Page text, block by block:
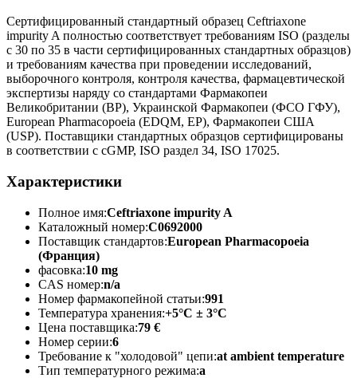
Сертифицированный стандартный образец Ceftriaxone
impurity A полностью соответствует требованиям ISO (разделы
с 30 по 35 в части сертифицированных стандартных образцов)
и требованиям качества при проведении исследований,
выборочного контроля, контроля качества, фармацевтической
экспертизы наряду со стандартами Фармакопеи
Великобритании (BP), Украинской Фармакопеи (ФСО ГФУ),
European Pharmacopoeia (EDQM, EP), Фармакопеи США
(USP). Поставщики стандартных образцов сертифицированы
в соответствии с cGMP, ISO раздел 34, ISO 17025.
Характеристики
Полное имя:Ceftriaxone impurity A
Каталожный номер:C0692000
Поставщик стандартов:European Pharmacopoeia
(Франция)
фасовка:10 mg
CAS номер:n/a
Номер фармакопейной статьи:991
Температура хранения:+5°C ± 3°C
Цена поставщика:79 €
Номер серии:6
Требование к "холодовой" цепи:at ambient temperature
Тип температурного режима:a